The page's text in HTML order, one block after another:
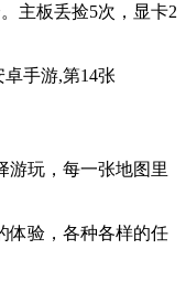
主板丢捡5次，显卡2
游玩，每一张地图里
体验，各种各样的任